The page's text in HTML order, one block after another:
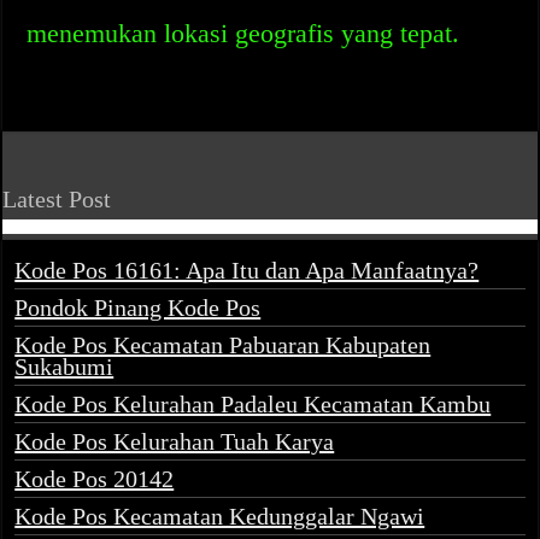
menemukan lokasi geografis yang tepat.
Latest Post
Kode Pos 16161: Apa Itu dan Apa Manfaatnya?
Pondok Pinang Kode Pos
Kode Pos Kecamatan Pabuaran Kabupaten
Sukabumi
Kode Pos Kelurahan Padaleu Kecamatan Kambu
Kode Pos Kelurahan Tuah Karya
Kode Pos 20142
Kode Pos Kecamatan Kedunggalar Ngawi